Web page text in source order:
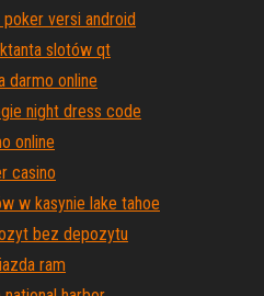
versi android
slotów qt
darmo online
night dress code
online
casino
w kasynie lake tahoe
bez depozytu
ram